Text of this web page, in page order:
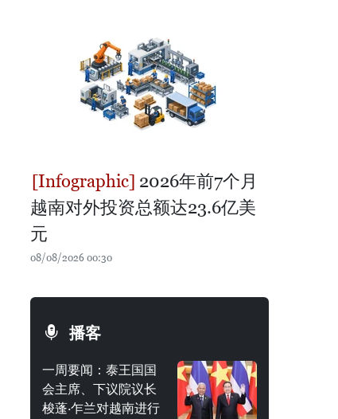
2026年前7个月
越南对外投资总额达23.6亿美
元
08/08/2026 00:30
播客
一周要闻：泰王国国
会主席、下议院议长
梭蓬·乍兰对越南进行